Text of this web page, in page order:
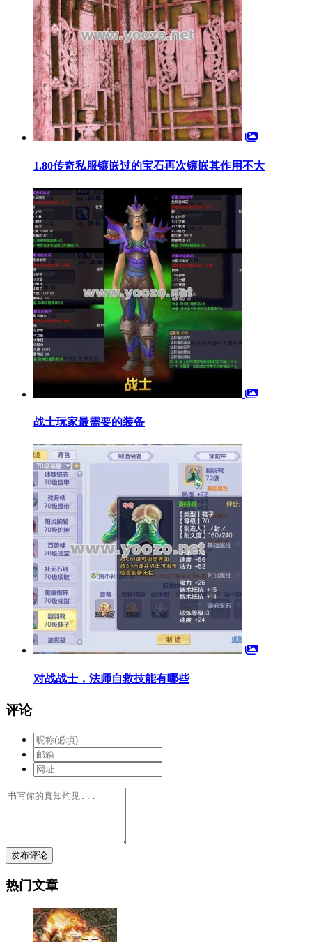
1.80传奇私服镶嵌过的宝石再次镶嵌其作用不大
战士玩家最需要的装备
对战战士，法师自救技能有哪些
评论
发布评论
热门文章